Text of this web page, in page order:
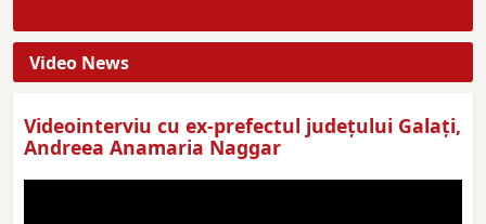
Video News
Videointerviu cu ex-prefectul judeţului Galaţi,
Andreea Anamaria Naggar